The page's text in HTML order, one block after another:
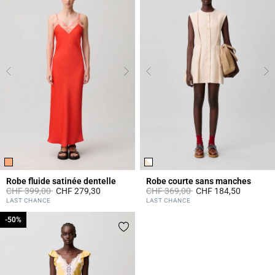
Robe fluide satinée dentelle
Prix réduit à partir de
CHF 399,00àCHF 279,30
5 out of 5 Customer Rating
LAST CHANCE
Robe courte sans manches
Prix réduit à partir de
CHF 369,00àCHF 184,50
4.4 out of 5 Customer Rating
LAST CHANCE
-50%
-50%